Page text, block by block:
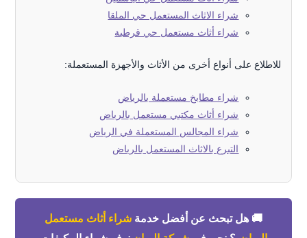
شراء الاثاث المستعمل حي الملقا
شراء أثاث مستعمل حي قرطبة
للاطلاع على أنواع أخرى من الأثاث والأجهزة المستعملة:
شراء مطابخ مستعملة بالرياض
شراء أثاث مكتبي مستعمل بالرياض
شراء المجالس المستعملة في الرياض
التبرع بالاثاث المستعمل بالرياض
🚚 هل تبحث عن أفضل خدمة شراء أثاث مستعمل